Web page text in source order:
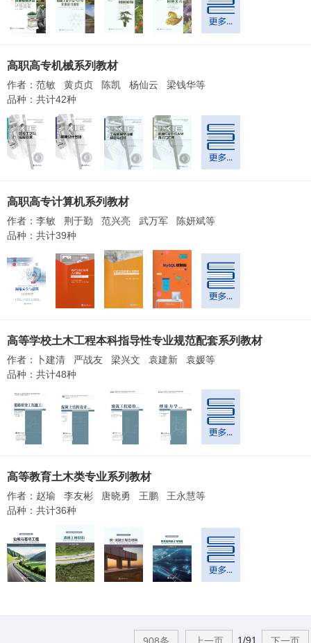
高职高专机械系列教材
作者：范敏 黄贞贞 陈凯 杨仙云 梁钱华等
品种：共计42种
高职高专计算机系列教材
作者：李敏 荆于勤 范兴亮 武万军 陈妍斌等
品种：共计39种
高等学校土木工程本科指导性专业规范配套系列教材
作者：卜建清 严战友 梁兴文 袁建新 袁媛等
品种：共计48种
高等教育土木类专业系列教材
作者：赵瑜 李友彬 唐晓勇 王鹏 王永慧等
品种：共计36种
908条 上一页 1/91 下一页